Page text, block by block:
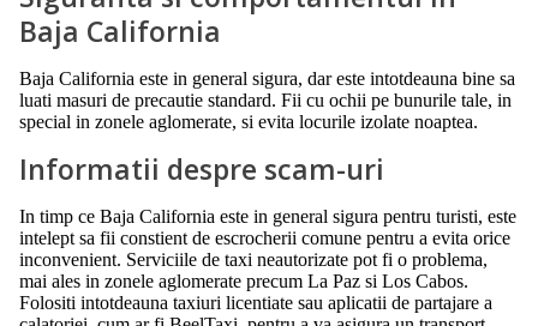
Baja California
Baja California este in general sigura, dar este intotdeauna bine sa
luati masuri de precautie standard. Fii cu ochii pe bunurile tale, in
special in zonele aglomerate, si evita locurile izolate noaptea.
Informatii despre scam-uri
In timp ce Baja California este in general sigura pentru turisti, este
intelept sa fii constient de escrocherii comune pentru a evita orice
inconvenient. Serviciile de taxi neautorizate pot fi o problema,
mai ales in zonele aglomerate precum La Paz si Los Cabos.
Folositi intotdeauna taxiuri licentiate sau aplicatii de partajare a